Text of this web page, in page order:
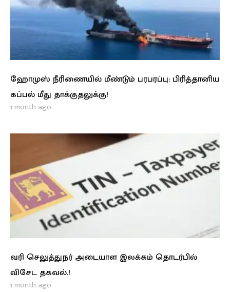
ஹோமுஸ் நீரிணையில் மீண்டும் பரபரப்பு: பிரித்தானிய
கப்பல் மீது தாக்குதலுக்கு!
1 month ago
வரி செலுத்துநர் அடையாள இலக்கம் தொடர்பில்
விசேட தகவல்.!
1 month ago